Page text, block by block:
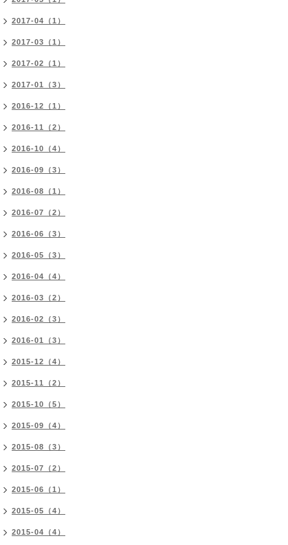
2017-04（1）
2017-03（1）
2017-02（1）
2017-01（3）
2016-12（1）
2016-11（2）
2016-10（4）
2016-09（3）
2016-08（1）
2016-07（2）
2016-06（3）
2016-05（3）
2016-04（4）
2016-03（2）
2016-02（3）
2016-01（3）
2015-12（4）
2015-11（2）
2015-10（5）
2015-09（4）
2015-08（3）
2015-07（2）
2015-06（1）
2015-05（4）
2015-04（4）